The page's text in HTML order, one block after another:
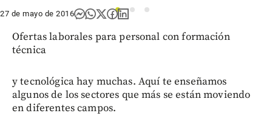
1 2 3
27 de mayo de 2016
Ofertas laborales para personal con formación
técnica
y tecnológica hay muchas. Aquí te enseñamos
algunos de los sectores que más se están moviendo
en diferentes campos.